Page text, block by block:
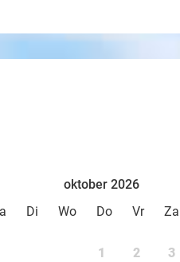
oktober 2026
Di Wo Do Vr Za
1 2 3